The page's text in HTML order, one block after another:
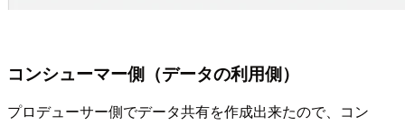
コンシューマー側（データの利用側）
プロデューサー側でデータ共有を作成出来たので、コン